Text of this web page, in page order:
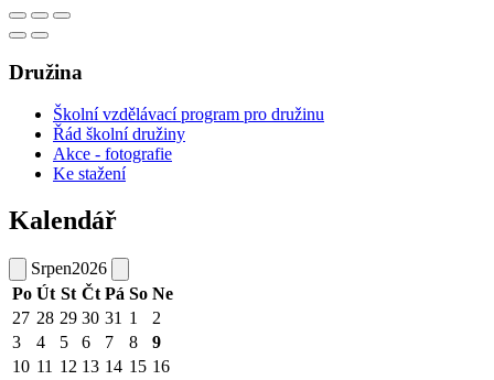
Družina
Školní vzdělávací program pro družinu
Řád školní družiny
Akce - fotografie
Ke stažení
Kalendář
Srpen2026
Po Út St Čt Pá So Ne
27 28 29 30 31 1
2
3
4 5 6 7 8
9
10 11 12 13 14 15 16